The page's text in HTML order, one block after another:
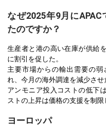
なぜ2025年9月に
たのですか？
生産者と港の高い在庫が供給
に割引を促した。
主要市場からの輸出需要の
れ、今月の海外調達を減少させ
アンモニア投入コストの低下
ストの上昇は価格の支援を制限
ヨーロッパ